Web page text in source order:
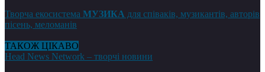
Творча екосистема МУЗИКА для співаків, музикантів, авторів
пісень, меломанів
ТАКОЖ ЦІКАВО
Head News Network – творчі новини